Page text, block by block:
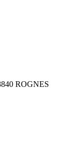
ROGNES